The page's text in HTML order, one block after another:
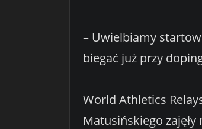
– Uwielbiamy
biegać już przy
World Athletics
Matusińskiego